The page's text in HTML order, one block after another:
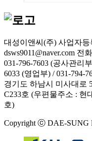
대성이앤씨(주) 사업자등
dsws9011@naver.com 전
031-796-7603 (공사관리
6033 (영업부) / 031-794-
경기도 하남시 미사대로
C233호 (우편물주소 : 현
호)
Copyright ⓒ DAE-SUNG